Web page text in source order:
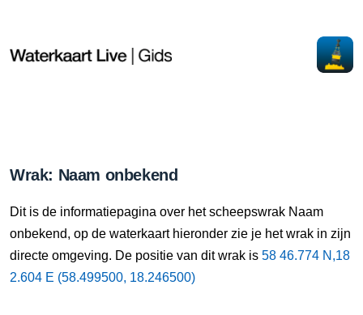
Wrak: Naam onbekend
Dit is de informatiepagina over het scheepswrak Naam
onbekend, op de waterkaart hieronder zie je het wrak in zijn
directe omgeving. De positie van dit wrak is 58 46.774 N,18
2.604 E (58.499500, 18.246500)